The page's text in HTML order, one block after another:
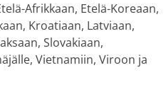
Afrikkaan, Etelä-Koreaan,
Kroatiaan, Latviaan,
Slovakiaan,
Vietnamiin, Viroon ja